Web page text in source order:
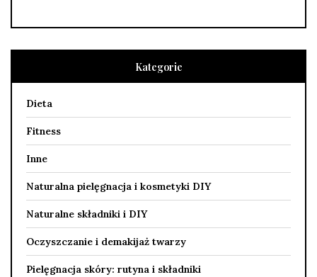
Kategorie
Dieta
Fitness
Inne
Naturalna pielęgnacja i kosmetyki DIY
Naturalne składniki i DIY
Oczyszczanie i demakijaż twarzy
Pielęgnacja skóry: rutyna i składniki